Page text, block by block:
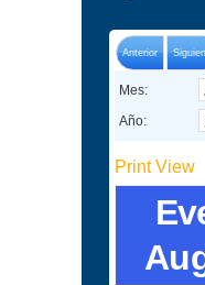
Anterior
Mes:
Año:
PrintView